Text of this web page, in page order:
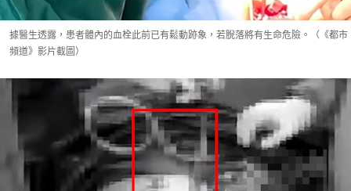
據醫生透露，患者體內的血栓此前已有鬆動跡象，若脫落將有生命危險。（《都市
頻道》影片截圖）